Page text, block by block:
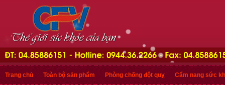
Trang chủ Toàn bộ sản phẩm Phòng chống đột quỵ Cẩm nang sức